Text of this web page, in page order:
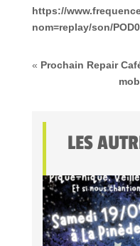
https://
nom=replay/son/
« Prochain Repair
LES